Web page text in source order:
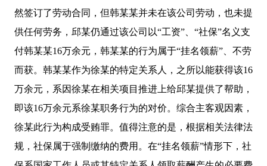
然签订了劳动合同，但韩某某并未在该公司劳动，也未提
供任何劳务，邱某仍通过该公司以“工资”、“社保”名义支
付韩某某16万余元，韩某某的行为属于“挂名领薪”、不劳
而获。韩某某作为徐某的特定关系人，之所以能获得该16
万余元，系因徐某在相关项目推进上给邱某提供了帮助，
即该16万余元系徐某职务行为的对价。综合主客观因素，
徐某此行为构成受贿罪。值得注意的是，根据相关法律法
规，社保属于强制缴纳的费用。在“挂名领薪”情形下，社